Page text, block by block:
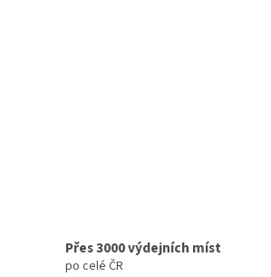
Přes 3000 výdejních míst
po celé ČR